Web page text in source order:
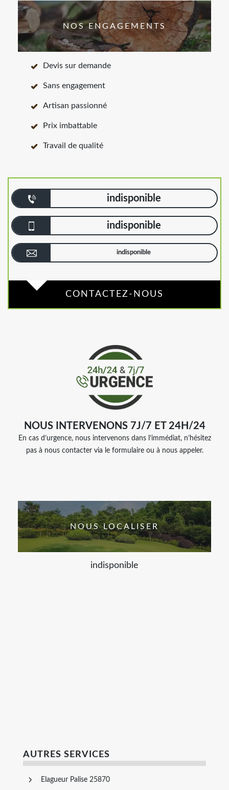
NOS ENGAGEMENTS
Devis sur demande
Sans engagement
Artisan passionné
Prix imbattable
Travail de qualité
indisponible
indisponible
indisponible
CONTACTEZ-NOUS
NOUS INTERVENONS 7J/7 ET 24H/24
En cas d’urgence, nous intervenons dans l’immédiat, n’hésitez
pas à nous contacter via le formulaire ou à nous appeler.
NOUS LOCALISER
indisponible
AUTRES SERVICES
Elagueur Palise 25870